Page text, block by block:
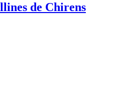
de Chirens